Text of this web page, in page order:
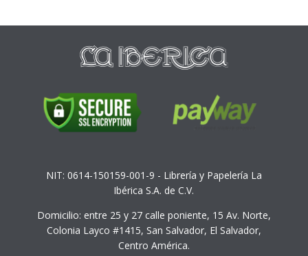
NIT: 0614-150159-001-9 - Librería y Papelería La
Ibérica S.A. de C.V.
Domicilio: entre 25 y 27 calle poniente, 15 Av. Norte,
Colonia Layco #1415, San Salvador, El Salvador,
Centro América.